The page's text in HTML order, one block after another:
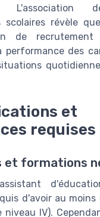
L'association
scolaires révèle
de
performance des
et
requises
et formations
d'avoir au
IV).